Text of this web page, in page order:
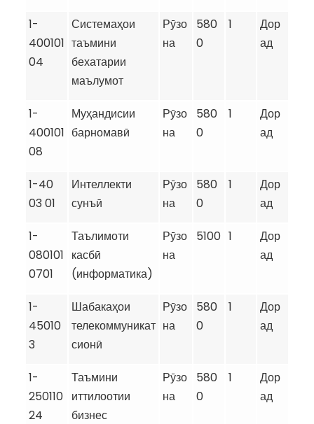
1-
400101
04
Системаҳои
таъмини
бехатарии
маълумот
Рӯзо
на
580
0
1
Дор
ад
1-
400101
08
Муҳандисии
барномавӣ
Рӯзо
на
580
0
1
Дор
ад
1-40
03 01
Интеллекти
сунъӣ
Рӯзо
на
580
0
1
Дор
ад
1-
080101
0701
Таълимоти
касбӣ
(информатика)
Рӯзо
на
5100 1
Дор
ад
1-
45010
3
Шабакаҳои
телекоммуникат
сионӣ
Рӯзо
на
580
0
1
Дор
ад
1-
250110
24
Таъмини
иттилоотии
бизнес
Рӯзо
на
580
0
1
Дор
ад